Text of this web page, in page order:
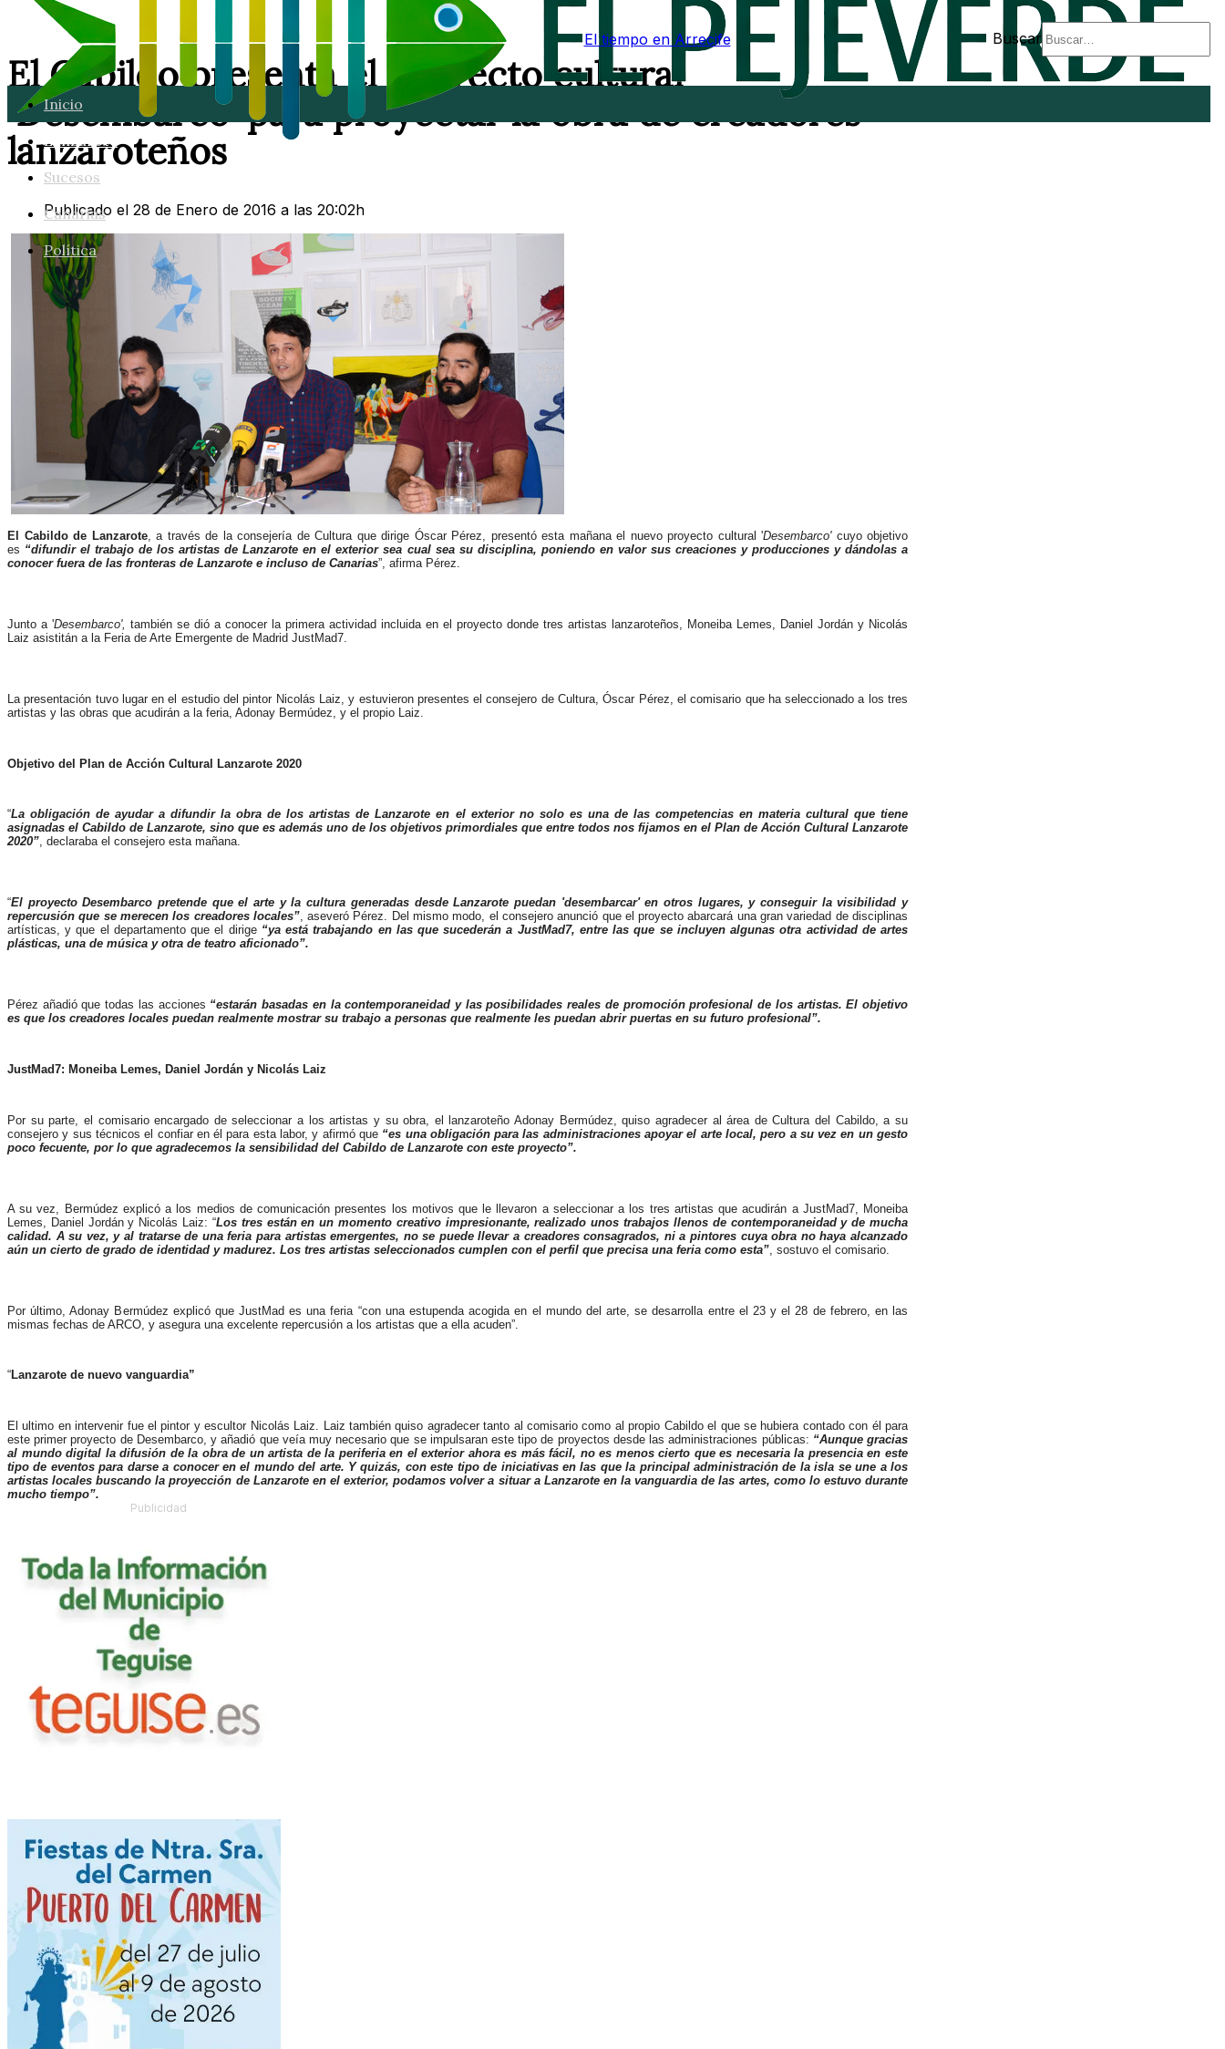
El tiempo en Arrecife Buscar
Inicio
Lanzarote
Sucesos
Canarias
Política
El Cabildo presenta el proyecto cultural
'Desembarco' para proyectar la obra de creadores
lanzaroteños
Publicado el 28 de Enero de 2016 a las 20:02h
El Cabildo de Lanzarote, a través de la consejería de Cultura que dirige Óscar Pérez, presentó esta mañana el nuevo proyecto cultural 'Desembarco' cuyo objetivo
es “difundir el trabajo de los artistas de Lanzarote en el exterior sea cual sea su disciplina, poniendo en valor sus creaciones y producciones y dándolas a
conocer fuera de las fronteras de Lanzarote e incluso de Canarias”, afirma Pérez.
Junto a 'Desembarco', también se dió a conocer la primera actividad incluida en el proyecto donde tres artistas lanzaroteños, Moneiba Lemes, Daniel Jordán y Nicolás
Laiz asistitán a la Feria de Arte Emergente de Madrid JustMad7.
La presentación tuvo lugar en el estudio del pintor Nicolás Laiz, y estuvieron presentes el consejero de Cultura, Óscar Pérez, el comisario que ha seleccionado a los tres
artistas y las obras que acudirán a la feria, Adonay Bermúdez, y el propio Laiz.
Objetivo del Plan de Acción Cultural Lanzarote 2020
“La obligación de ayudar a difundir la obra de los artistas de Lanzarote en el exterior no solo es una de las competencias en materia cultural que tiene
asignadas el Cabildo de Lanzarote, sino que es además uno de los objetivos primordiales que entre todos nos fijamos en el Plan de Acción Cultural Lanzarote
2020”, declaraba el consejero esta mañana.
“El proyecto Desembarco pretende que el arte y la cultura generadas desde Lanzarote puedan 'desembarcar' en otros lugares, y conseguir la visibilidad y
repercusión que se merecen los creadores locales”, aseveró Pérez. Del mismo modo, el consejero anunció que el proyecto abarcará una gran variedad de disciplinas
artísticas, y que el departamento que el dirige “ya está trabajando en las que sucederán a JustMad7, entre las que se incluyen algunas otra actividad de artes
plásticas, una de música y otra de teatro aficionado”.
Pérez añadió que todas las acciones “estarán basadas en la contemporaneidad y las posibilidades reales de promoción profesional de los artistas. El objetivo
es que los creadores locales puedan realmente mostrar su trabajo a personas que realmente les puedan abrir puertas en su futuro profesional”.
JustMad7: Moneiba Lemes, Daniel Jordán y Nicolás Laiz
Por su parte, el comisario encargado de seleccionar a los artistas y su obra, el lanzaroteño Adonay Bermúdez, quiso agradecer al área de Cultura del Cabildo, a su
consejero y sus técnicos el confiar en él para esta labor, y afirmó que “es una obligación para las administraciones apoyar el arte local, pero a su vez en un gesto
poco fecuente, por lo que agradecemos la sensibilidad del Cabildo de Lanzarote con este proyecto”.
A su vez, Bermúdez explicó a los medios de comunicación presentes los motivos que le llevaron a seleccionar a los tres artistas que acudirán a JustMad7, Moneiba
Lemes, Daniel Jordán y Nicolás Laiz: “Los tres están en un momento creativo impresionante, realizado unos trabajos llenos de contemporaneidad y de mucha
calidad. A su vez, y al tratarse de una feria para artistas emergentes, no se puede llevar a creadores consagrados, ni a pintores cuya obra no haya alcanzado
aún un cierto de grado de identidad y madurez. Los tres artistas seleccionados cumplen con el perfil que precisa una feria como esta” , sostuvo el comisario.
Por último, Adonay Bermúdez explicó que JustMad es una feria “con una estupenda acogida en el mundo del arte, se desarrolla entre el 23 y el 28 de febrero, en las
mismas fechas de ARCO, y asegura una excelente repercusión a los artistas que a ella acuden”.
“Lanzarote de nuevo vanguardia”
El ultimo en intervenir fue el pintor y escultor Nicolás Laiz. Laiz también quiso agradecer tanto al comisario como al propio Cabildo el que se hubiera contado con él para
este primer proyecto de Desembarco, y añadió que veía muy necesario que se impulsaran este tipo de proyectos desde las administraciones públicas: “Aunque gracias
al mundo digital la difusión de la obra de un artista de la periferia en el exterior ahora es más fácil, no es menos cierto que es necesaria la presencia en este
tipo de eventos para darse a conocer en el mundo del arte. Y quizás, con este tipo de iniciativas en las que la principal administración de la isla se une a los
artistas locales buscando la proyección de Lanzarote en el exterior, podamos volver a situar a Lanzarote en la vanguardia de las artes, como lo estuvo durante
mucho tiempo”.
Publicidad